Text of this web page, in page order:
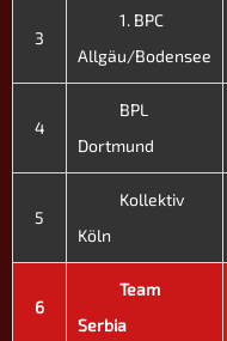
3
1. BPC
Allgäu/Bodensee
4
BPL
Dortmund
5
Kollektiv
Köln
6
Team
Serbia